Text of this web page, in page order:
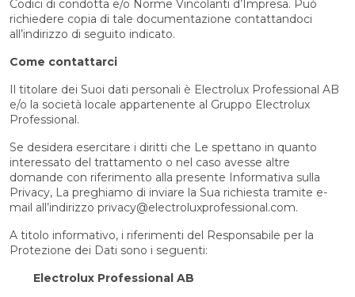
Codici di condotta e/o Norme Vincolanti d’Impresa. Può
richiedere copia di tale documentazione contattandoci
all’indirizzo di seguito indicato.
Come contattarci
Il titolare dei Suoi dati personali è Electrolux Professional AB
e/o la società locale appartenente al Gruppo Electrolux
Professional.
Se desidera esercitare i diritti che Le spettano in quanto
interessato del trattamento o nel caso avesse altre
domande con riferimento alla presente Informativa sulla
Privacy, La preghiamo di inviare la Sua richiesta tramite e-
mail all’indirizzo privacy@electroluxprofessional.com.
A titolo informativo, i riferimenti del Responsabile per la
Protezione dei Dati sono i seguenti:
Electrolux Professional AB